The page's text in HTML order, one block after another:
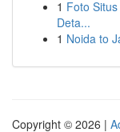
1 Foto
Deta...
1 Noida to
Copyright © 2026 |